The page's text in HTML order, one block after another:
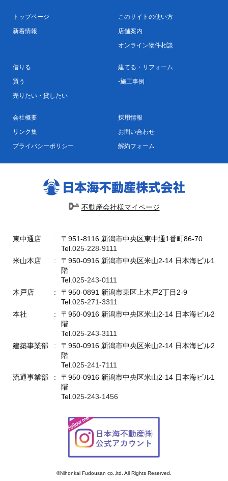
トップページ
新着情報
このサイトの使い方
店舗案内
オンライン物件相談
借りる
買う
売りたい・貸したい
建てる・リフォーム
施工事例
会社概要
リンク集
プライバシーポリシー
採用情報
お問い合わせ
解約フォーム
不動産会社様マイページ
東中通店
〒951-8116 新潟市中央区東中通1番町86-70
Tel.025-228-9111
米山本店
〒950-0916 新潟市中央区米山2-14 日本海ビル1
階
Tel.025-243-0111
木戸店
〒950-0891 新潟市東区上木戸2丁目2-9
Tel.025-271-3311
本社
〒950-0916 新潟市中央区米山2-14 日本海ビル2
階
Tel.025-243-3111
建築事業部
〒950-0916 新潟市中央区米山2-14 日本海ビル2
階
Tel.025-241-7111
流通事業部
〒950-0916 新潟市中央区米山2-14 日本海ビル1
階
Tel.025-243-1456
©Nihonkai Fudousan co.,ltd. All Rights Reserved.